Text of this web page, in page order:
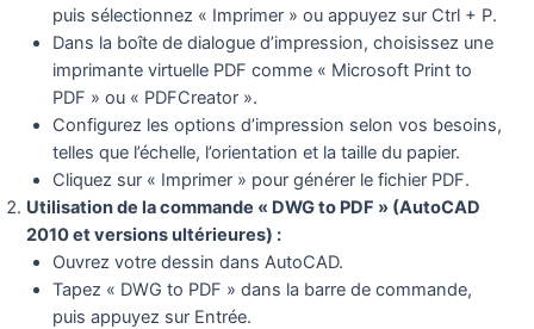
puis sélectionnez « Imprimer » ou appuyez sur Ctrl + P.
Dans la boîte de dialogue d’impression, choisissez une
imprimante virtuelle PDF comme « Microsoft Print to
PDF » ou « PDFCreator ».
Configurez les options d’impression selon vos besoins,
telles que l’échelle, l’orientation et la taille du papier.
Cliquez sur « Imprimer » pour générer le fichier PDF.
Utilisation de la commande « DWG to PDF » (AutoCAD
2010 et versions ultérieures) :
Ouvrez votre dessin dans AutoCAD.
Tapez « DWG to PDF » dans la barre de commande,
puis appuyez sur Entrée.